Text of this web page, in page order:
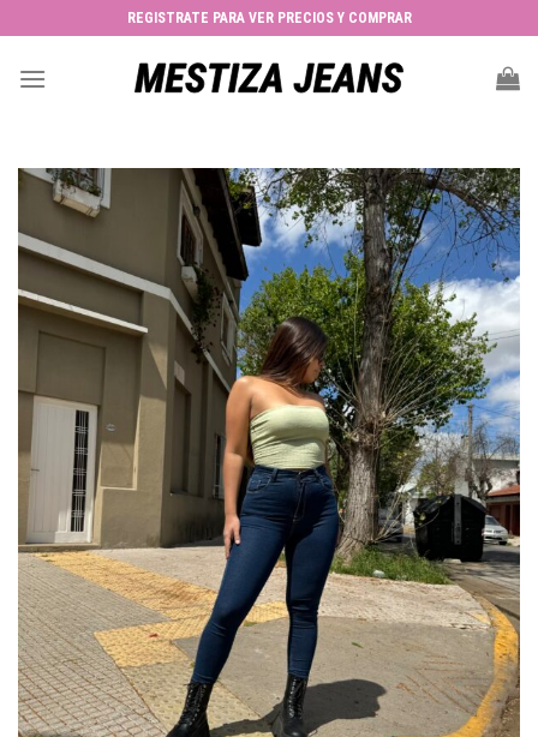
to
content
REGISTRATE PARA VER PRECIOS Y COMPRAR